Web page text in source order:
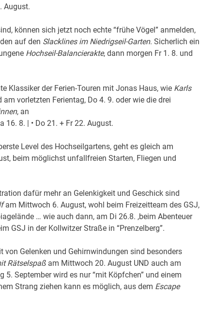
August.
können sich jetzt noch echte “frühe Vögel” anmelden,
auf den Slacklines im Niedrigseil-Garten. Sicherlich ein
Hochseil-Balancierakte, dann morgen Fr 1. 8. und
Klassiker der Ferien-Touren mit Jonas Haus, wie Karls
vorletzten Ferientag, Do 4. 9. oder wie die drei
, an
16. 8. | • Do 21. + Fr 22. August.
Level des Hochseilgartens, geht es gleich am
beim möglichst unfallfreien Starten, Fliegen und
dafür mehr an Gelenkigkeit und Geschick sind
am Mittwoch 6. August, wohl beim Freizeitteam des GSJ,
… wie auch dann, am Di 26.8. ,beim Abenteuer
GSJ in der Kollwitzer Straße in “Prenzelberg”.
von Gelenken und Gehirnwindungen sind besonders
Rätselspaßam Mittwoch 20. August UND auch am
5. September wird es nur “mit Köpfchen” und einem
Strang ziehen kann es möglich, aus dem Escape